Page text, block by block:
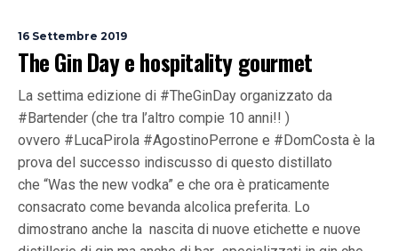
16 Settembre 2019
The Gin Day e hospitality gourmet
La settima edizione di #TheGinDay organizzato da
#Bartender (che tra l’altro compie 10 anni!! )
ovvero #LucaPirola #AgostinoPerrone e #DomCosta è la
prova del successo indiscusso di questo distillato
che “Was the new vodka” e che ora è praticamente
consacrato come bevanda alcolica preferita. Lo
dimostrano anche la nascita di nuove etichette e nuove